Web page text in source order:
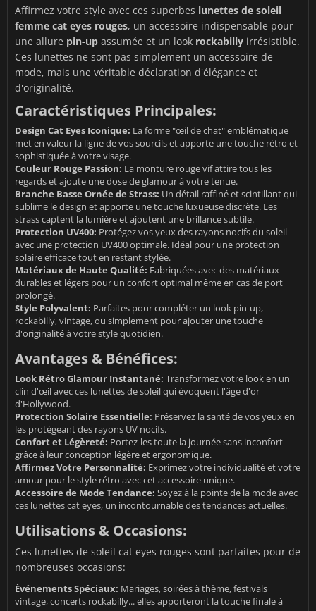
Affirmez votre style avec ces superbes lunettes de soleil
femme cat eyes rouges, un accessoire indispensable pour
une allure pin-up assumée et un look rockabilly irrésistible.
Ces lunettes ne sont pas simplement un accessoire de
mode, mais une véritable déclaration d'élégance et
d'originalité.
Caractéristiques Principales:
Design Cat Eyes Iconique: La forme "œil de chat" emblématique
met en valeur la ligne de vos sourcils et apporte une touche rétro et
sophistiquée à votre visage.
Couleur Rouge Passion: La monture rouge vif attire tous les
regards et ajoute une dose de glamour à votre tenue.
Branche Basse Ornée de Strass: Un détail raffiné et scintillant qui
sublime le design et apporte une touche luxueuse discrète. Les
strass captent la lumière et ajoutent une brillance subtile.
Protection UV400: Protégez vos yeux des rayons nocifs du soleil
avec une protection UV400 optimale. Idéal pour une protection
solaire efficace tout en restant stylée.
Matériaux de Haute Qualité: Fabriquées avec des matériaux
durables et légers pour un confort optimal même en cas de port
prolongé.
Style Polyvalent: Parfaites pour compléter un look pin-up,
rockabilly, vintage, ou simplement pour ajouter une touche
d'originalité à votre style quotidien.
Avantages & Bénéfices:
Look Rétro Glamour Instantané: Transformez votre look en un
clin d'œil avec ces lunettes de soleil qui évoquent l'âge d'or
d'Hollywood.
Protection Solaire Essentielle: Préservez la santé de vos yeux en
les protégeant des rayons UV nocifs.
Confort et Légèreté: Portez-les toute la journée sans inconfort
grâce à leur conception légère et ergonomique.
Affirmez Votre Personnalité: Exprimez votre individualité et votre
amour pour le style rétro avec cet accessoire unique.
Accessoire de Mode Tendance: Soyez à la pointe de la mode avec
ces lunettes cat eyes, un incontournable des tendances actuelles.
Utilisations & Occasions:
Ces lunettes de soleil cat eyes rouges sont parfaites pour de
nombreuses occasions:
Événements Spéciaux: Mariages, soirées à thème, festivals
vintage, concerts rockabilly... elles apporteront la touche finale à